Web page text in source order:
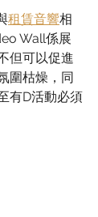
租賃音響相
Wall係展
但可以促進
圍枯燥，同
有D活動必須